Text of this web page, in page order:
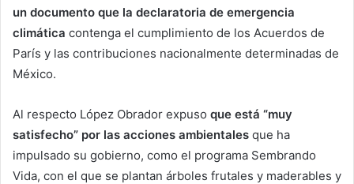
un documento que la declaratoria de emergencia
climática contenga el cumplimiento de los Acuerdos de
París y las contribuciones nacionalmente determinadas de
México.
Al respecto López Obrador expuso que está “muy
satisfecho” por las acciones ambientales que ha
impulsado su gobierno, como el programa Sembrando
Vida, con el que se plantan árboles frutales y maderables y